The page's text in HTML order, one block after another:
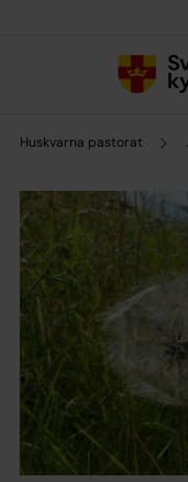
Huskvarna pastorat